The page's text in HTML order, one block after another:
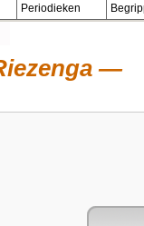
Periodieken